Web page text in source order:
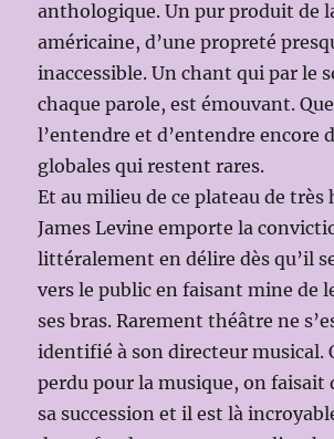
anthologique. Un pur produit de
américaine, d’une propreté
inaccessible. Un chant qui par le
chaque parole, est émouvant.
l’entendre et d’entendre encore
globales qui restent rares.
Et au milieu de ce plateau de très
James Levine emporte la
littéralement en délire dès qu’il
vers le public en faisant mine de
ses bras. Rarement théâtre ne
identifié à son directeur musical.
perdu pour la musique, on faisait
sa succession et il est là